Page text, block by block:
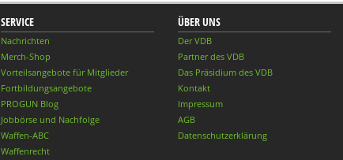
SERVICE
Nachrichten
Merch-Shop
Vorteilsangebote für Mitglieder
Fortbildungsangebote
PROGUN Blog
Jobbörse und Nachfolge
Waffen-ABC
Waffenrecht
ÜBER UNS
Der VDB
Partner des VDB
Das Präsidium des VDB
Kontakt
Impressum
AGB
Datenschutzerklärung